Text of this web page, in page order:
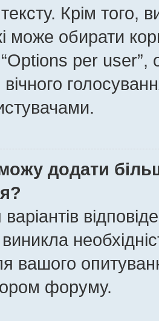
Крім того,
може обирати
per user”,
додати
вашого
форуму.